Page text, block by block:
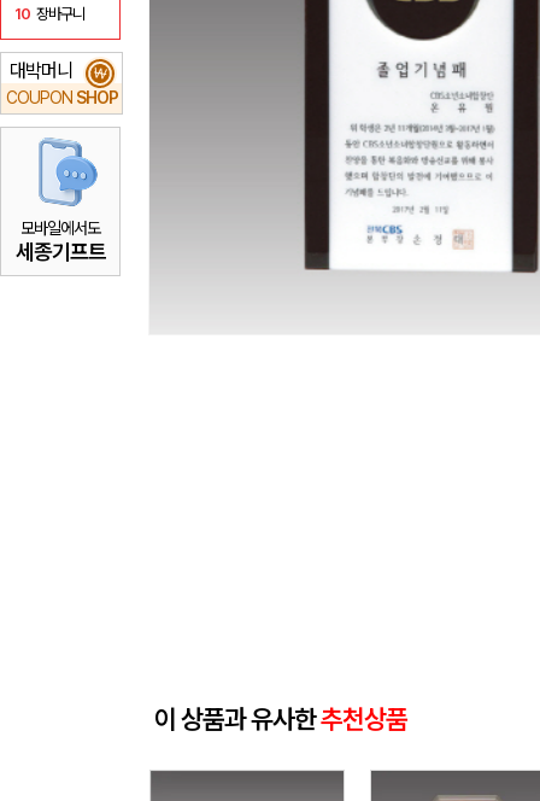
10 장바구니
대박머니
COUPON SHOP
₩
모바일에서도
세종기프트
이 상품과 유사한추천상품